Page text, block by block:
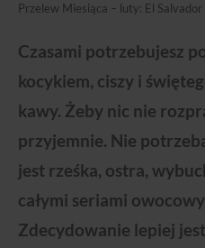
Przelew Miesiąca – luty: El
Czasami potrzebujesz
kocykiem, ciszy i
kawy. Żeby nic nie
przyjemnie. Nie
jest rześka, ostra,
całymi seriami
Zdecydowanie lepiej